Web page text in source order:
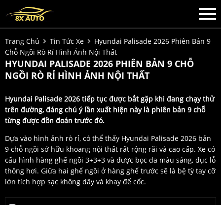
Trang Chủ Tin Tức Xe
Hyundai Palisade 2026 Phiên Bản 9
Chỗ Ngồi Rò Rỉ Hình Ảnh Nội Thất
HYUNDAI PALISADE 2026 PHIÊN BẢN 9 CHỖ
NGỒI RÒ RỈ HÌNH ẢNH NỘI THẤT
Hyundai Palisade 2026 tiếp tục được bắt gặp khi đang chạy thử
trên đường, đáng chú ý lần xuất hiện này là phiên bản 9 chỗ
từng được đồn đoán trước đó.
Dựa vào hình ảnh rò rỉ, có thể thấy Hyundai Palisade 2026 bản
9 chỗ ngồi sở hữu khoang nội thất rất rộng rãi và cao cấp. Xe có
cấu hình hàng ghế ngồi 3+3+3 và được bọc da màu sáng, đục lỗ
thông hơi. Giữa hai ghế ngồi ở hàng ghế trước sẽ là bệ tỳ tay cỡ
lớn tích hợp sạc không dây và khay để cốc.